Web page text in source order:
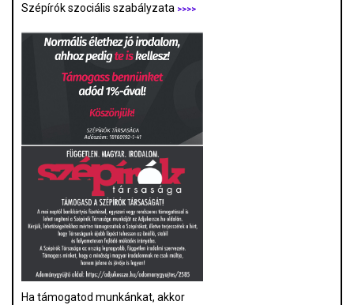
Szépírók szociális szabályzata >>>>
Ha támogatod munkánkat, akkor